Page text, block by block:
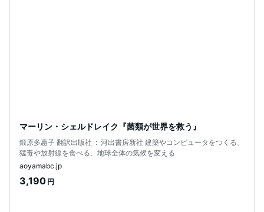
マーリン・シェルドレイク『菌類が世界を救う』
鍛原多惠子 翻訳出版社 ‏ : ‎ 河出書房新社 建築やコンピュータをつくる、
猛毒や放射線を食べる、地球全体の気候を変える
aoyamabc.jp
3,190 円